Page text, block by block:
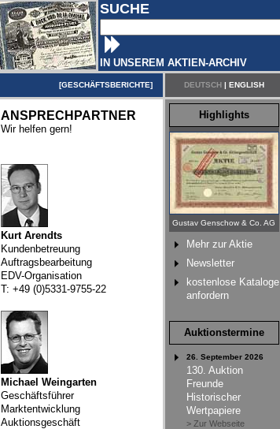
SUCHE
IN UNSEREM AKTIEN-ARCHIV
[GESCHÄFTSBERICHTE] DEUTSCH| ENGLISH
ANSPRECHPARTNER
Wir helfen gern!
Kurt Arendts
Kundenbetreuung
Auftragsbearbeitung
EDV-Organisation
T: +49 (0)5331-9755-22
Michael Weingarten
Geschäftsführer
Marktentwicklung
Auktionsgeschäft
Highlights
Gustav Genschow & Co. AG
Mehr zur Aktie
Newsletter
kostenlose Kataloge
anfordern
Auktionstermine
26. September 2026
130. Auktion
Freunde
Historischer
Wertpapiere
> Zur Webseite